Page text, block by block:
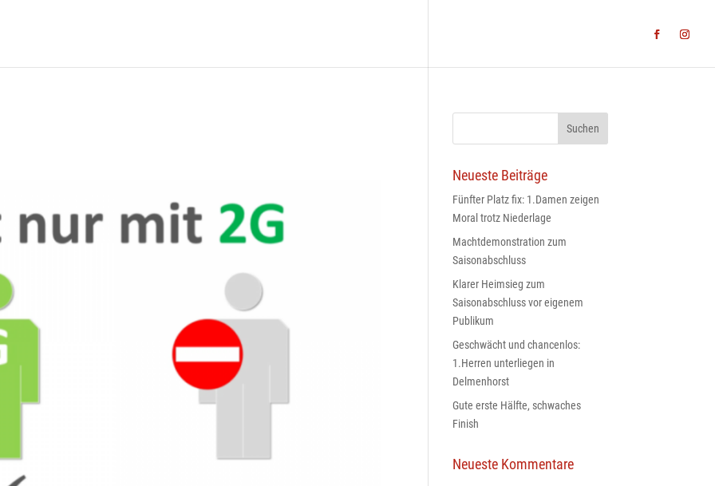
Neueste Beiträge
Fünfter Platz fix: 1.Damen zeigen
Moral trotz Niederlage
Machtdemonstration zum
Saisonabschluss
Klarer Heimsieg zum
Saisonabschluss vor eigenem
Publikum
Geschwächt und chancenlos:
1.Herren unterliegen in
Delmenhorst
Gute erste Hälfte, schwaches
Finish
Neueste Kommentare